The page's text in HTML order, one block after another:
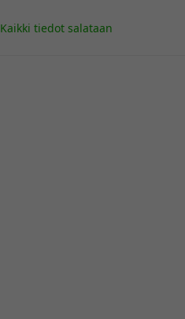
Kaikki tiedot salataan